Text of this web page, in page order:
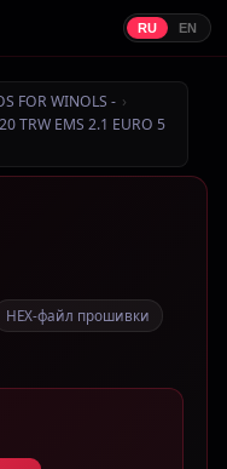
RU EN
FOR WINOLS - ›
TRW EMS 2.1 EURO 5
HEX-файл прошивки